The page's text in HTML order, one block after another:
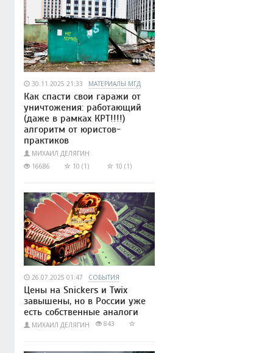
30.11.2025 21:33 МАТЕРИАЛЫ МГД
Как спасти свои гаражи от
уничтожения: работающий
(даже в рамках КРТ!!!!)
алгоритм от юристов-
практиков
МИХАИЛ ДЕЛЯГИН
16686
10 (1) 10 (1)
26.07.2025 01:47 СОБЫТИЯ
Цены на Snickers и Twix
завышены, но в России уже
есть собственные аналоги
МИХАИЛ ДЕЛЯГИН 843